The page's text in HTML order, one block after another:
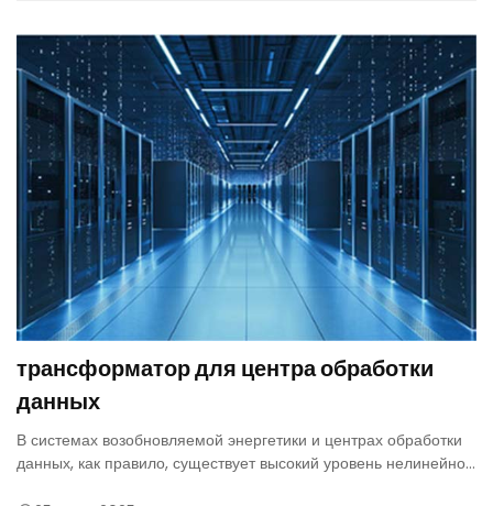
трансформатор для центра обработки
данных
В системах возобновляемой энергетики и центрах обработки
данных, как правило, существует высокий уровень нелинейной